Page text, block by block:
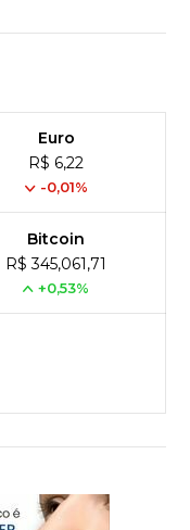
Euro
R$ 6,22
-0,01%
Bitcoin
R$ 345,061,71
+0,53%